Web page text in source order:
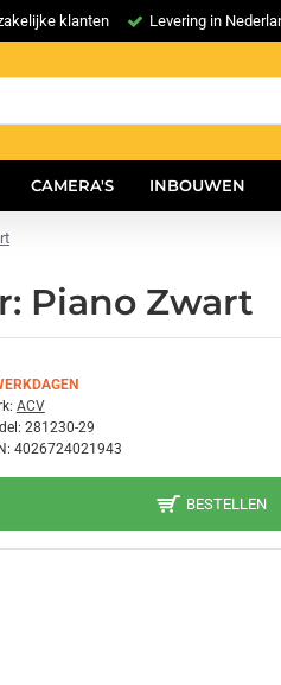
klanten Levering in
CAMERA'S INBOUWEN
Piano Zwart
ACV
281230-29
4026724021943
BESTELLEN